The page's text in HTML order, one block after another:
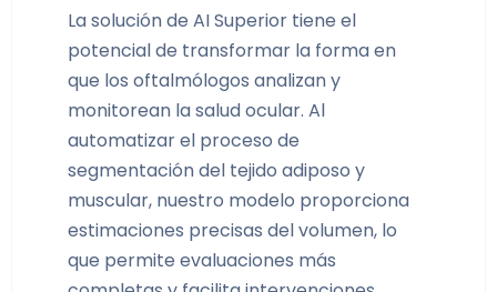
La solución de AI Superior tiene el
potencial de transformar la forma en
que los oftalmólogos analizan y
monitorean la salud ocular. Al
automatizar el proceso de
segmentación del tejido adiposo y
muscular, nuestro modelo proporciona
estimaciones precisas del volumen, lo
que permite evaluaciones más